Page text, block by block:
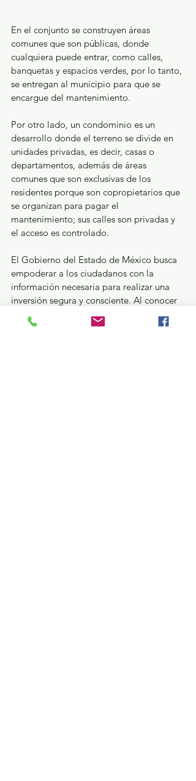
En el conjunto se construyen áreas
comunes que son públicas, donde
cualquiera puede entrar, como calles,
banquetas y espacios verdes, por lo tanto,
se entregan al municipio para que se
encargue del mantenimiento.
Por otro lado, un condominio es un
desarrollo donde el terreno se divide en
unidades privadas, es decir, casas o
departamentos, además de áreas
comunes que son exclusivas de los
residentes porque son copropietarios que
se organizan para pagar el
mantenimiento; sus calles son privadas y
el acceso es controlado.
El Gobierno del Estado de México busca
empoderar a los ciudadanos con la
información necesaria para realizar una
inversión segura y consciente. Al conocer
las características de cada tipo de
desarrollo y las obligaciones, los